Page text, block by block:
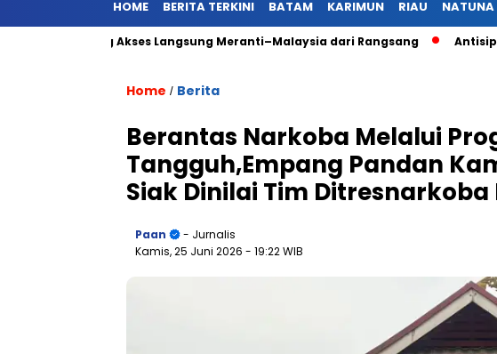
HOME BERITA TERKINI BATAM KARIMUN RIAU NATUNA
Akses Langsung Meranti–Malaysia dari Rangsang Antisipasi
Home / Berita
Berantas Narkoba Melalui
Tangguh,Empang Pandan
Siak Dinilai Tim Ditresnarkoba
Paan
- Jurnalis
Kamis, 25 Juni 2026 - 19:22 WIB